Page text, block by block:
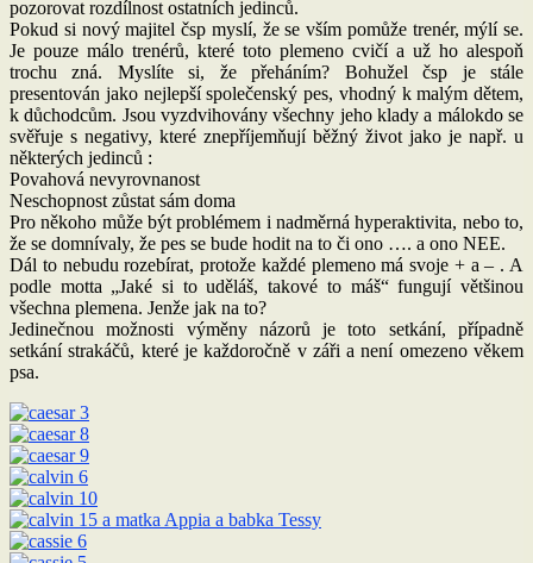
pozorovat rozdílnost ostatních jedinců.
Pokud si nový majitel čsp myslí, že se vším pomůže trenér, mýlí se.
Je pouze málo trenérů, které toto plemeno cvičí a už ho alespoň
trochu zná. Myslíte si, že přeháním? Bohužel čsp je stále
presentován jako nejlepší společenský pes, vhodný k malým dětem,
k důchodcům. Jsou vyzdvihovány všechny jeho klady a málokdo se
svěřuje s negativy, které znepříjemňují běžný život jako je např. u
některých jedinců :
Povahová nevyrovnanost
Neschopnost zůstat sám doma
Pro někoho může být problémem i nadměrná hyperaktivita, nebo to,
že se domnívaly, že pes se bude hodit na to či ono …. a ono NEE.
Dál to nebudu rozebírat, protože každé plemeno má svoje + a – . A
podle motta „Jaké si to uděláš, takové to máš“ fungují většinou
všechna plemena. Jenže jak na to?
Jedinečnou možnosti výměny názorů je toto setkání, případně
setkání strakáčů, které je každoročně v záři a není omezeno věkem
psa.